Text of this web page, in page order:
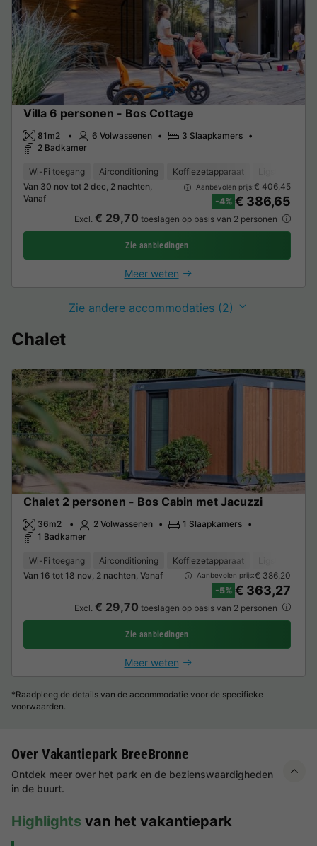
Villa 6 personen - Bos Cottage
81m2 6 Volwassenen
3 Slaapkamers
2 Badkamer
Wi-Fi toegang Airconditioning Koffiezetapparaat
Van 30 nov tot 2 dec, 2 nachten,
Vanaf
Aanbevolen prijs:€ 406,45
-4% € 386,65
Excl. € 29,70 toeslagen op basis van 2 personen
Zie aanbiedingen
Meer weten
Zie andere accommodaties (2)
Chalet
Chalet 2 personen - Bos Cabin met Jacuzzi
36m2 2 Volwassenen
1 Slaapkamers
1 Badkamer
Wi-Fi toegang Airconditioning Koffiezetapparaat
Van 16 tot 18 nov, 2 nachten, Vanaf
Aanbevolen prijs:€ 386,20
-5% € 363,27
Excl. € 29,70 toeslagen op basis van 2 personen
Zie aanbiedingen
Meer weten
*Raadpleeg de details van de accommodatie voor de specifieke
voorwaarden.
Over Vakantiepark BreeBronne
Ontdek meer over het park en de bezienswaardigheden
in de buurt.
Highlights van het vakantiepark